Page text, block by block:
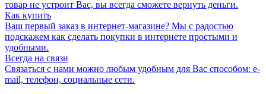
товар не устроит Вас, вы всегда сможете вернуть деньги.
Как купить
Ваш первый заказ в интернет-магазине? Мы с радостью
подскажем как сделать покупки в интернете простыми и
удобными.
Всегда на связи
Связаться с нами можно любым удобным для Вас способом: e-
mail, телефон, социальные сети.